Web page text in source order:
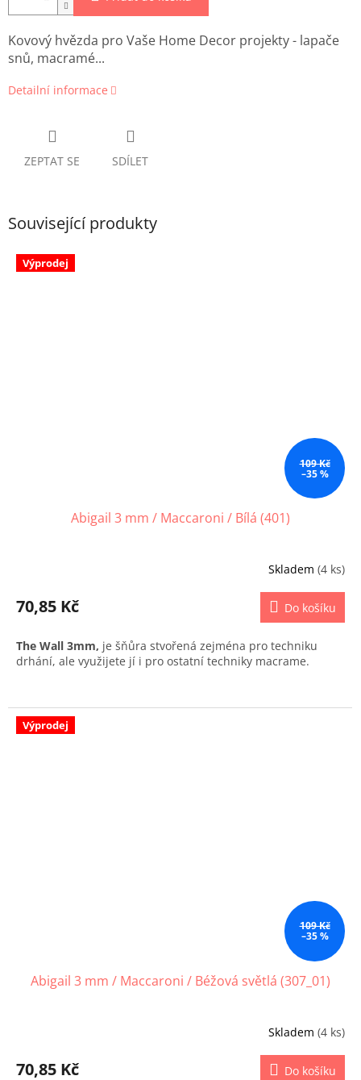
Kovový hvězda pro Vaše Home Decor projekty - lapače
snů, macramé...
Detailní informace
ZEPTAT SE SDÍLET
Související produkty
Výprodej
109 Kč
–35 %
Abigail 3 mm / Maccaroni / Bílá (401)
Skladem (4 ks)
70,85 Kč Do košíku
The Wall 3mm, je šňůra stvořená zejména pro techniku
drhání, ale využijete jí i pro ostatní techniky macrame.
Výprodej
109 Kč
–35 %
Abigail 3 mm / Maccaroni / Béžová světlá (307_01)
Skladem (4 ks)
70,85 Kč Do košíku